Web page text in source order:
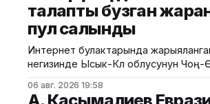
талапты бузган
пул салынды
Интернет булактарында
негизинде Ысык-Көл облусунун Чоң-
жерге төгүү фактысы аныкталды. Бул
06 авг. 2026 19:58